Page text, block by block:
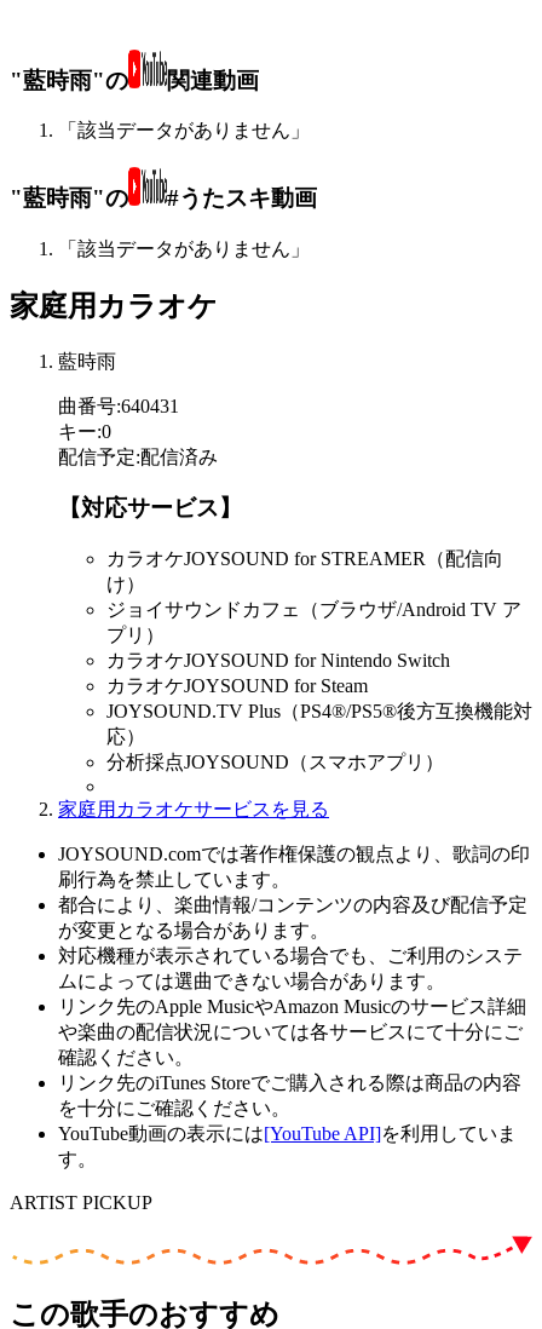
"藍時雨"の 関連動画
「該当データがありません」
"藍時雨"の #うたスキ動画
「該当データがありません」
家庭用カラオケ
藍時雨
曲番号:640431
キー:0
配信予定:配信済み
【対応サービス】
カラオケJOYSOUND for STREAMER（配信向
け）
ジョイサウンドカフェ（ブラウザ/Android TV ア
プリ）
カラオケJOYSOUND for Nintendo Switch
カラオケJOYSOUND for Steam
JOYSOUND.TV Plus（PS4®/PS5®後方互換機能対
応）
分析採点JOYSOUND（スマホアプリ）
家庭用カラオケサービスを見る
JOYSOUND.comでは著作権保護の観点より、歌詞の印
刷行為を禁止しています。
都合により、楽曲情報/コンテンツの内容及び配信予定
が変更となる場合があります。
対応機種が表示されている場合でも、ご利用のシステ
ムによっては選曲できない場合があります。
リンク先のApple MusicやAmazon Musicのサービス詳細
や楽曲の配信状況については各サービスにて十分にご
確認ください。
リンク先のiTunes Storeでご購入される際は商品の内容
を十分にご確認ください。
YouTube動画の表示には[YouTube API]を利用していま
す。
ARTIST PICKUP
この歌手のおすすめ